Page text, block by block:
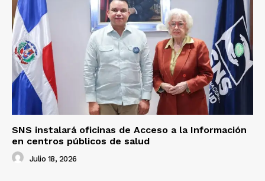
SNS instalará oficinas de Acceso a la Información
en centros públicos de salud
Julio 18, 2026